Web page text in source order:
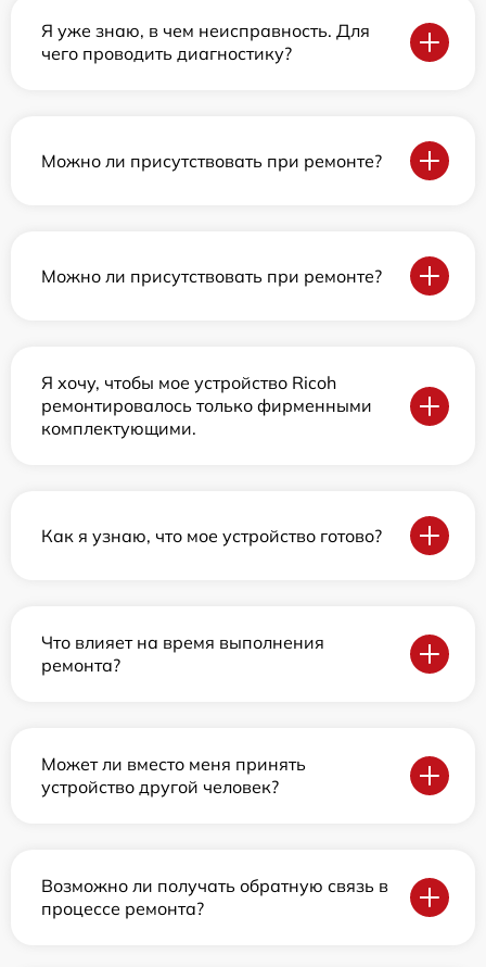
Я уже знаю, в чем неисправность. Для
чего проводить диагностику?
Можно ли присутствовать при ремонте?
Можно ли присутствовать при ремонте?
Я хочу, чтобы мое устройство Ricoh
ремонтировалось только фирменными
комплектующими.
Как я узнаю, что мое устройство готово?
Что влияет на время выполнения
ремонта?
Может ли вместо меня принять
устройство другой человек?
Возможно ли получать обратную связь в
процессе ремонта?